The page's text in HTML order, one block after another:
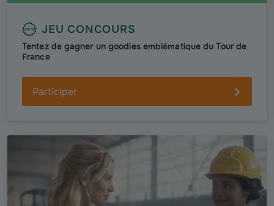
NEW JEU CONCOURS
Tentez de gagner un goodies emblématique du Tour de
France
Participer